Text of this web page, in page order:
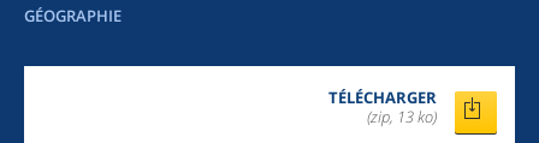
GÉOGRAPHIE
TÉLÉCHARGER
(zip, 13 ko)